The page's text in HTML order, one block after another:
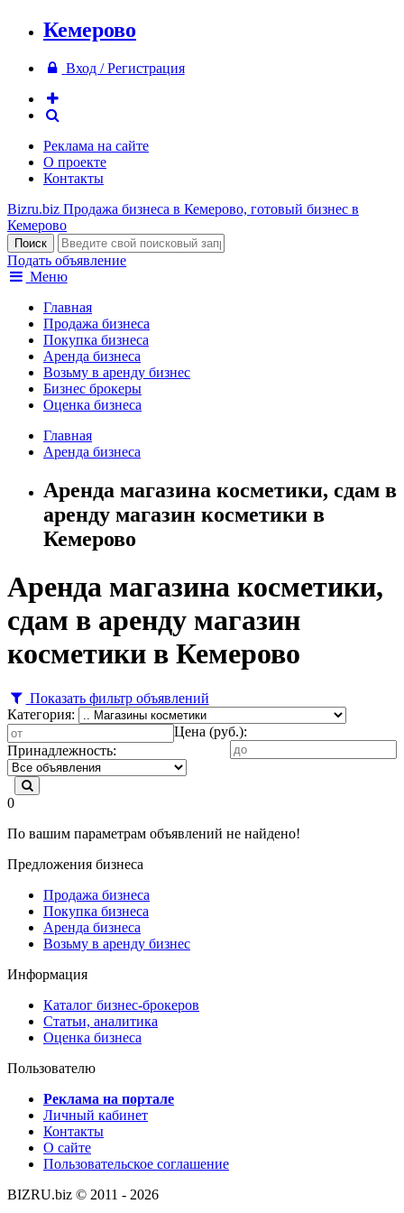
Кемерово
Вход / Регистрация
Реклама на сайте
О проекте
Контакты
Bizru.biz Продажа бизнеса в Кемерово, готовый бизнес в
Кемерово
Подать объявление
Меню
Главная
Продажа бизнеса
Покупка бизнеса
Аренда бизнеса
Возьму в аренду бизнес
Бизнес брокеры
Оценка бизнеса
Главная
Аренда бизнеса
Аренда магазина косметики, сдам в
аренду магазин косметики в
Кемерово
Аренда магазина косметики,
сдам в аренду магазин
косметики в Кемерово
Показать фильтр объявлений
Категория:
Цена (руб.):
Принадлежность:
0
По вашим параметрам объявлений не найдено!
Предложения бизнеса
Продажа бизнеса
Покупка бизнеса
Аренда бизнеса
Возьму в аренду бизнес
Информация
Каталог бизнес-брокеров
Статьи, аналитика
Оценка бизнеса
Пользователю
Реклама на портале
Личный кабинет
Контакты
О сайте
Пользовательское соглашение
BIZRU.biz © 2011 - 2026